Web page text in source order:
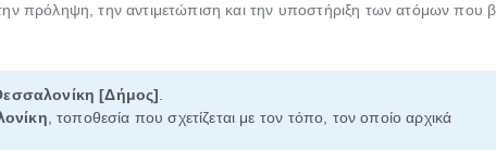
πρόληψη, την αντιμετώπιση και την υποστήριξη των ατόμων που
[Δήμος]
, τοποθεσία που σχετίζεται με τον τόπο, τον οποίο αρχικά